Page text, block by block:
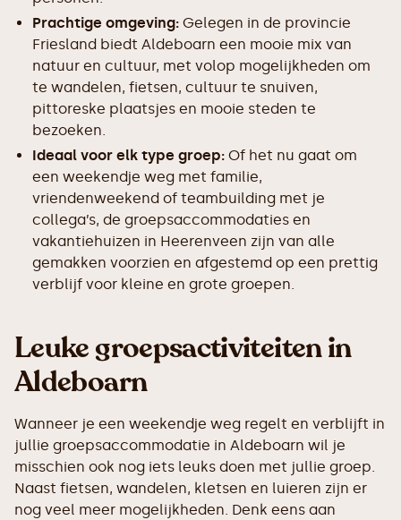
Prachtige omgeving: Gelegen in de provincie
Friesland biedt Aldeboarn een mooie mix van
natuur en cultuur, met volop mogelijkheden om
te wandelen, fietsen, cultuur te snuiven,
pittoreske plaatsjes en mooie steden te
bezoeken.
Ideaal voor elk type groep: Of het nu gaat om
een weekendje weg met familie,
vriendenweekend of teambuilding met je
collega’s, de groepsaccommodaties en
vakantiehuizen in Heerenveen zijn van alle
gemakken voorzien en afgestemd op een prettig
verblijf voor kleine en grote groepen.
Leuke groepsactiviteiten in
Aldeboarn
Wanneer je een weekendje weg regelt en verblijft in
jullie groepsaccommodatie in Aldeboarn wil je
misschien ook nog iets leuks doen met jullie groep.
Naast fietsen, wandelen, kletsen en luieren zijn er
nog veel meer mogelijkheden. Denk eens aan